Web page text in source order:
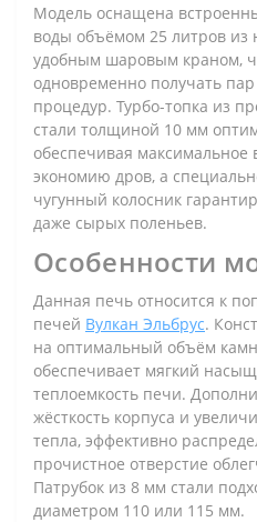
Модель оснащена
воды объёмом 25 литров
удобным шаровым краном,
одновременно получать
процедур. Турбо-топка из
стали толщиной 10 мм
обеспечивая максимальное
экономию дров, а
чугунный колосник
даже сырых поленьев.
Особенности
Данная печь относится к
печей Вулкан Эльбрус.
на оптимальный объём
обеспечивает мягкий
теплоемкость печи.
жёсткость корпуса и
тепла, эффективно
прочистное отверстие
Патрубок из 8 мм стали
диаметром 110 или 115 мм.